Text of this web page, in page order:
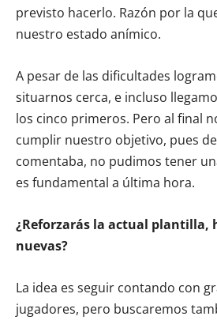
previsto hacerlo. Razón por la
nuestro estado anímico.
A pesar de las dificultades
situarnos cerca, e incluso
los cinco primeros. Pero al final
cumplir nuestro objetivo, pues
comentaba, no pudimos tener
es fundamental a última hora.
¿Reforzarás la actual plantilla,
nuevas?
La idea es seguir contando con
jugadores, pero buscaremos